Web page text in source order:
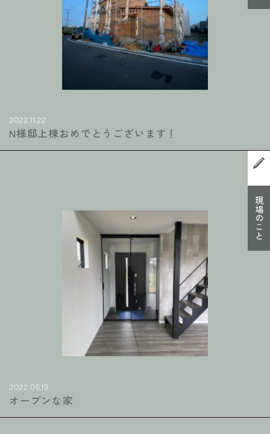
2022.11.22
N様邸上棟おめでとうございます！
現場のこと
2022.06.19
オープンな家